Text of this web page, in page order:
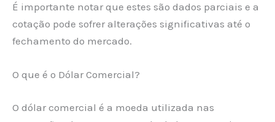
É importante notar que estes são dados parciais e a
cotação pode sofrer alterações significativas até o
fechamento do mercado.
O que é o Dólar Comercial?
O dólar comercial é a moeda utilizada nas